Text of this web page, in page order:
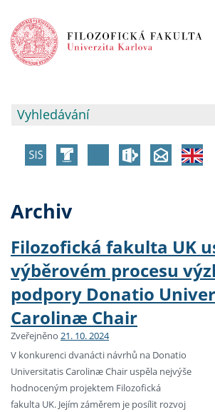
Archiv
Filozofická fakulta UK
výběrovém procesu
podpory Donatio
Carolinæ Chair
Zveřejněno 21. 10. 2024
V konkurenci dvanácti návrhů na Donatio
Universitatis Carolinæ Chair uspěla nejvýše
hodnoceným projektem Filozofická
fakulta UK. Jejím záměrem je posílit rozvoj